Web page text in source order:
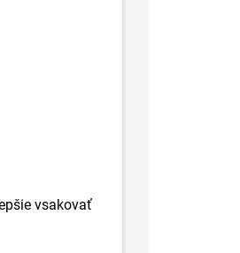
vsakovať